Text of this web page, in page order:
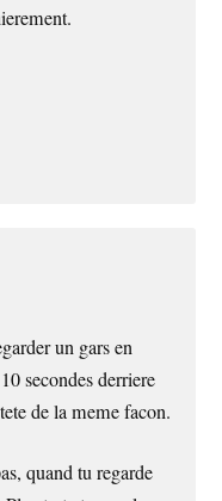
un gars en
secondes derriere
de la meme facon.
quand tu regarde